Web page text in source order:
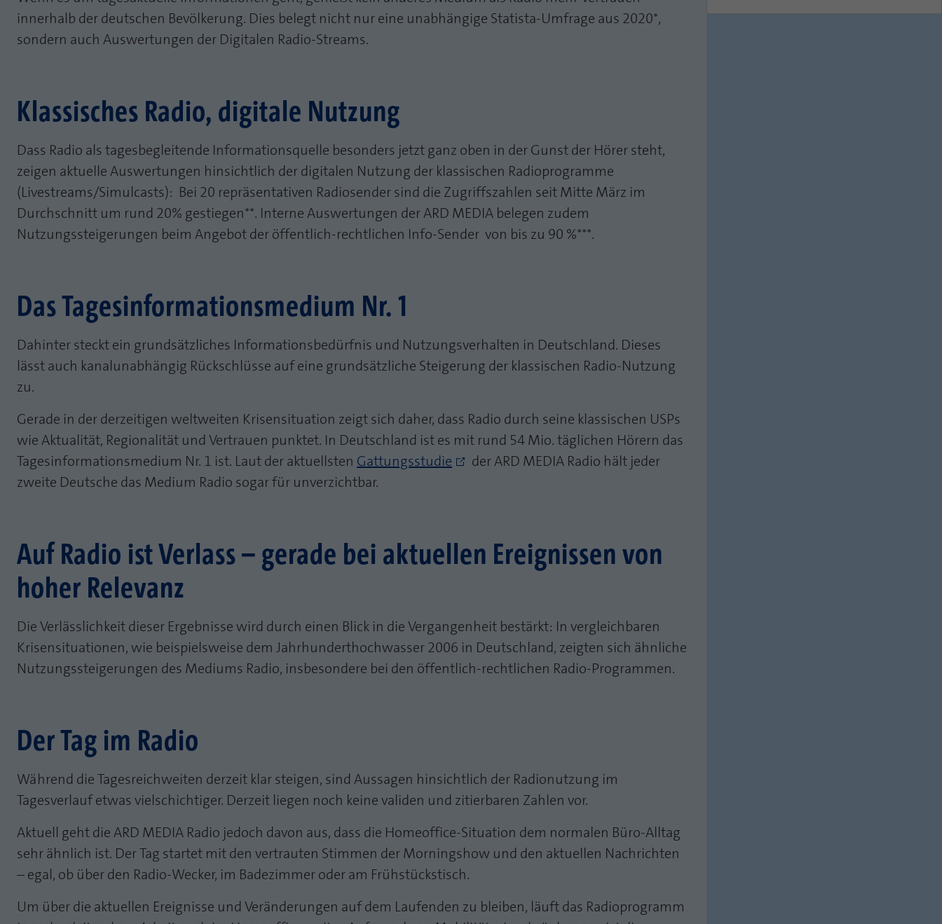
innerhalb der deutschen Bevölkerung. Dies belegt nicht nur eine unabhängige Statista-Umfrage aus 2020*,
sondern auch Auswertungen der Digitalen Radio-Streams.
Klassisches Radio, digitale Nutzung
Dass Radio als tagesbegleitende Informationsquelle besonders jetzt ganz oben in der Gunst der Hörer steht,
zeigen aktuelle Auswertungen hinsichtlich der digitalen Nutzung der klassischen Radioprogramme
(Livestreams/Simulcasts): Bei 20 repräsentativen Radiosender sind die Zugriffszahlen seit Mitte März im
Durchschnitt um rund 20% gestiegen**. Interne Auswertungen der ARD MEDIA belegen zudem
Nutzungssteigerungen beim Angebot der öffentlich-rechtlichen Info-Sender von bis zu 90 %***.
Das Tagesinformationsmedium Nr. 1
Dahinter steckt ein grundsätzliches Informationsbedürfnis und Nutzungsverhalten in Deutschland. Dieses
lässt auch kanalunabhängig Rückschlüsse auf eine grundsätzliche Steigerung der klassischen Radio-Nutzung
zu.
Gerade in der derzeitigen weltweiten Krisensituation zeigt sich daher, dass Radio durch seine klassischen USPs
wie Aktualität, Regionalität und Vertrauen punktet. In Deutschland ist es mit rund 54 Mio. täglichen Hörern das
Tagesinformationsmedium Nr. 1 ist. Laut der aktuellsten Gattungsstudie
der ARD MEDIA Radio hält jeder
zweite Deutsche das Medium Radio sogar für unverzichtbar.
Auf Radio ist Verlass – gerade bei aktuellen Ereignissen von
hoher Relevanz
Die Verlässlichkeit dieser Ergebnisse wird durch einen Blick in die Vergangenheit bestärkt: In vergleichbaren
Krisensituationen, wie beispielsweise dem Jahrhunderthochwasser 2006 in Deutschland, zeigten sich ähnliche
Nutzungssteigerungen des Mediums Radio, insbesondere bei den öffentlich-rechtlichen Radio-Programmen.
Der Tag im Radio
Während die Tagesreichweiten derzeit klar steigen, sind Aussagen hinsichtlich der Radionutzung im
Tagesverlauf etwas vielschichtiger. Derzeit liegen noch keine validen und zitierbaren Zahlen vor.
Aktuell geht die ARD MEDIA Radio jedoch davon aus, dass die Homeoffice-Situation dem normalen Büro-Alltag
sehr ähnlich ist. Der Tag startet mit den vertrauten Stimmen der Morningshow und den aktuellen Nachrichten
– egal, ob über den Radio-Wecker, im Badezimmer oder am Frühstückstisch.
Um über die aktuellen Ereignisse und Veränderungen auf dem Laufenden zu bleiben, läuft das Radioprogramm
Zweck PHPs Standard Sitzungs Identifikation
Laufzeit 1 Jahr